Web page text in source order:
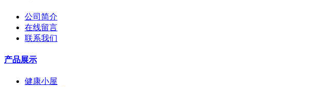
公司简介
在线留言
联系我们
产品展示
健康小屋